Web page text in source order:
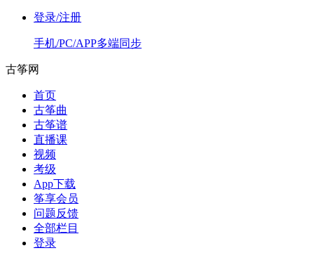
登录/注册
手机/PC/APP多端同步
古筝网
首页
古筝曲
古筝谱
直播课
视频
考级
App下载
筝享会员
问题反馈
全部栏目
登录